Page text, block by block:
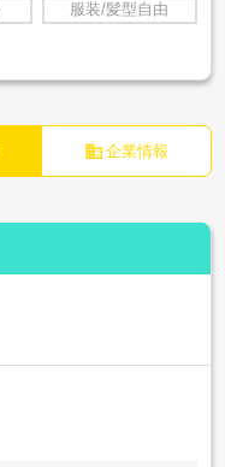
服装/髪型自由
business 企業情報